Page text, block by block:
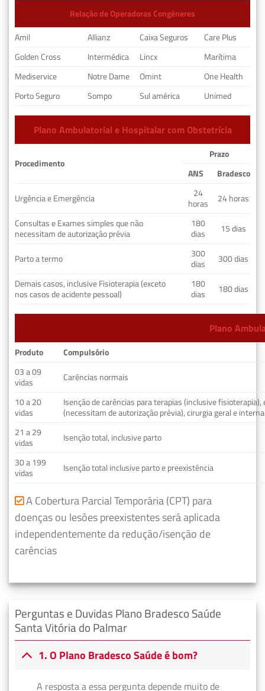
Relação de Operadoras Congêneres
Amil
Allianz Caixa Seguros
Care Plus
Golden Cross
Intermédica Lincx
Marítima
Mediservice
Notre Dame Omint
One Health
Porto Seguro
Sompo Sul américa Unimed
Plano Ambulatorial e Hospitalar com Obstetrícia
Procedimento
Prazo
ANS
Bradesco
Urgência e Emergência
24
horas
24 horas
Consultas e Exames simples que não
necessitam de autorização prévia
180
dias
15 dias
Parto a termo
300
dias
300 dias
Demais casos, inclusive Fisioterapia (exceto
nos casos de acidente pessoal)
180
dias
180 dias
Plano
Produto
Compulsório
03 a 09
vidas
Carências normais
10 a 20
vidas
Isenção de carências para terapias (inclusive fisioterapia),
(necessitam de autorização prévia), cirurgia geral e
21 a 29
vidas
Isenção total, inclusive parto
30 a 199
vidas
Isenção total inclusive parto e preexistência
A Cobertura Parcial Temporária (CPT) para
doenças ou lesões preexistentes será aplicada
independentemente da redução/isenção de
carências
Perguntas e Duvidas Plano Bradesco Saúde
Santa Vitória do Palmar
1. O Plano Bradesco Saúde é bom?
A resposta a essa pergunta depende muito de